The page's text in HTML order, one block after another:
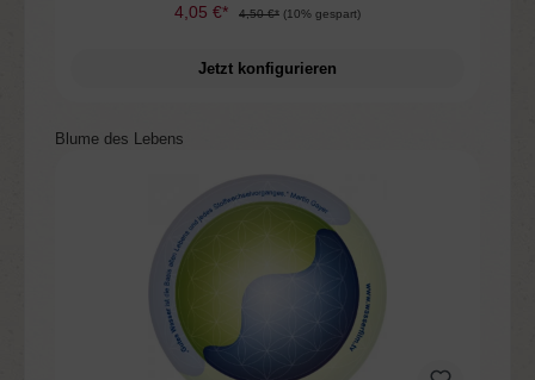
4,05 €* 4,50 €* (10% gespart)
Jetzt konfigurieren
Produktgalerie überspringen
Blume des Lebens